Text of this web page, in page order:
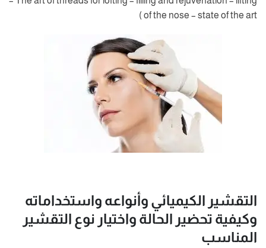
of the nose – state of the art )
التقشير الكيميائي وأنواعه واستخداماته
وكيفية تحضير الحالة واختيار نوع التقشير
المناسب